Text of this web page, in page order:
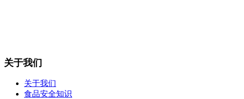
关于我们
关于我们
食品安全知识